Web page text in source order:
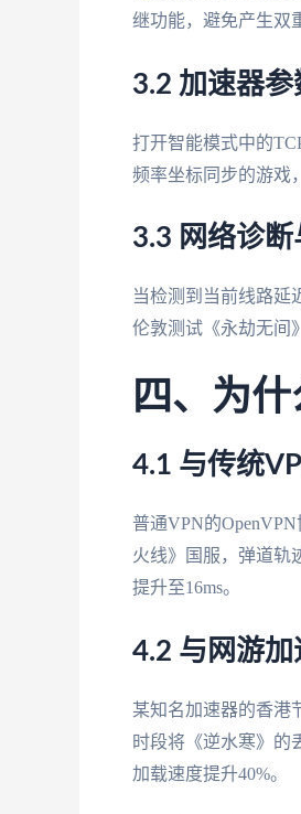
继功能，避免产生双
3.2 加速器
打开智能模式中的
频率坐标同步的游戏
3.3 网络诊
当检测到当前线路延
伦敦测试《永劫无间
四、为
4.1 与传统
普通VPN的
火线》国服，弹道轨
提升至16ms。
4.2 与网游
某知名加速器的香港
时段将《逆水寒》的
加载速度提升40%。